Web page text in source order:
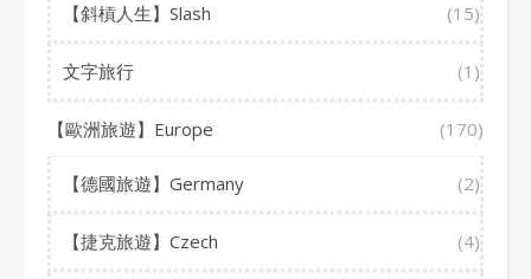
【斜槓人生】Slash (15)
文字旅行 (1)
【歐洲旅遊】Europe (170)
【德國旅遊】Germany (2)
【捷克旅遊】Czech (4)